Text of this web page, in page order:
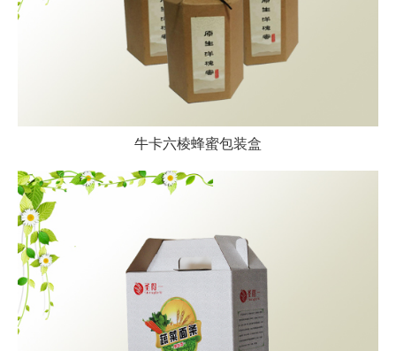
牛卡六棱蜂蜜包装盒